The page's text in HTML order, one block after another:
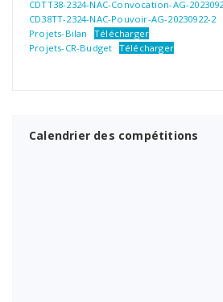
CDTT38-2324-NAC-Convocation-AG-
CD38TT-2324-NAC-Pouvoir-AG-20230922-2
Projets-Bilan
Télécharger
Projets-CR-Budget Télécharger
Calendrier des compétitions